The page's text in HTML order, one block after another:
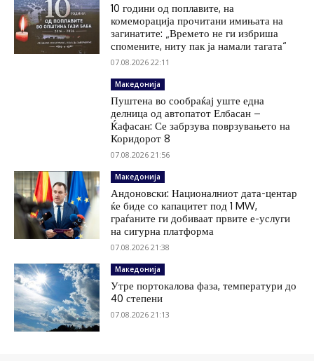
10 години од поплавите, на
комеморација прочитани имињата на
загинатите: „Времето не ги избриша
спомените, ниту пак ја намали тагата“
07.08.2026 22:11
Македонија
Пуштена во сообраќај уште една
делница од автопатот Елбасан –
Ќафасан: Се забрзува поврзувањето на
Коридорот 8
07.08.2026 21:56
Македонија
Андоновски: Националниот дата-центар
ќе биде со капацитет под 1 MW,
граѓаните ги добиваат првите е-услуги
на сигурна платформа
07.08.2026 21:38
Македонија
Утре портокалова фаза, температури до
40 степени
07.08.2026 21:13